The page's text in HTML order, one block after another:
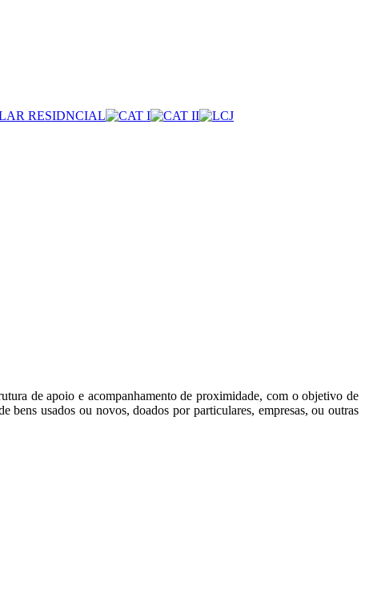
de apoio e acompanhamento de proximidade, com o objetivo de
bens usados ou novos, doados por particulares, empresas, ou outras